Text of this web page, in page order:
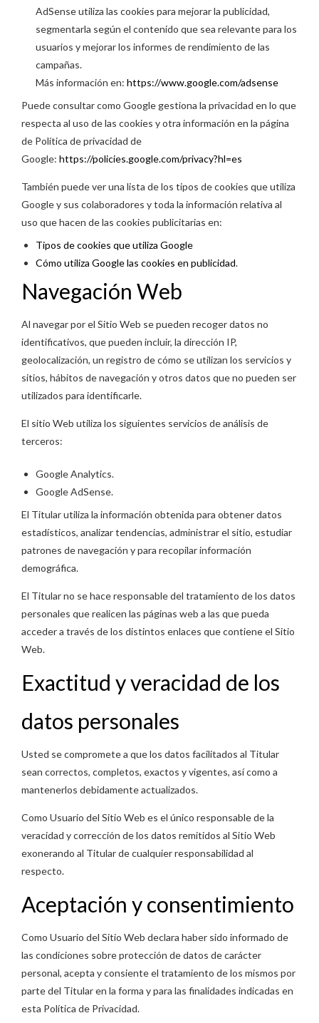
AdSense utiliza las cookies para mejorar la publicidad,
segmentarla según el contenido que sea relevante para los
usuarios y mejorar los informes de rendimiento de las
campañas.
Más información en: https://www.google.com/adsense
Puede consultar como Google gestiona la privacidad en lo que
respecta al uso de las cookies y otra información en la página
de Política de privacidad de
Google: https://policies.google.com/privacy?hl=es
También puede ver una lista de los tipos de cookies que utiliza
Google y sus colaboradores y toda la información relativa al
uso que hacen de las cookies publicitarias en:
Tipos de cookies que utiliza Google
Cómo utiliza Google las cookies en publicidad.
Navegación Web
Al navegar por el Sitio Web se pueden recoger datos no
identificativos, que pueden incluir, la dirección IP,
geolocalización, un registro de cómo se utilizan los servicios y
sitios, hábitos de navegación y otros datos que no pueden ser
utilizados para identificarle.
El sitio Web utiliza los siguientes servicios de análisis de
terceros:
Google Analytics.
Google AdSense.
El Titular utiliza la información obtenida para obtener datos
estadísticos, analizar tendencias, administrar el sitio, estudiar
patrones de navegación y para recopilar información
demográfica.
El Titular no se hace responsable del tratamiento de los datos
personales que realicen las páginas web a las que pueda
acceder a través de los distintos enlaces que contiene el Sitio
Web.
Exactitud y veracidad de los
datos personales
Usted se compromete a que los datos facilitados al Titular
sean correctos, completos, exactos y vigentes, así como a
mantenerlos debidamente actualizados.
Como Usuario del Sitio Web es el único responsable de la
veracidad y corrección de los datos remitidos al Sitio Web
exonerando al Titular de cualquier responsabilidad al
respecto.
Aceptación y consentimiento
Como Usuario del Sitio Web declara haber sido informado de
las condiciones sobre protección de datos de carácter
personal, acepta y consiente el tratamiento de los mismos por
parte del Titular en la forma y para las finalidades indicadas en
esta Política de Privacidad.